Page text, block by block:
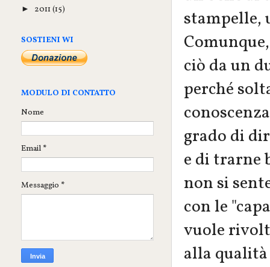
stampelle,
ciò da un
perché
grado di
e di trarne
non si
con le
vuole
alla
► 2011 (15)
SOSTIENI WI
MODULO DI CONTATTO
Nome
Email *
Messaggio *